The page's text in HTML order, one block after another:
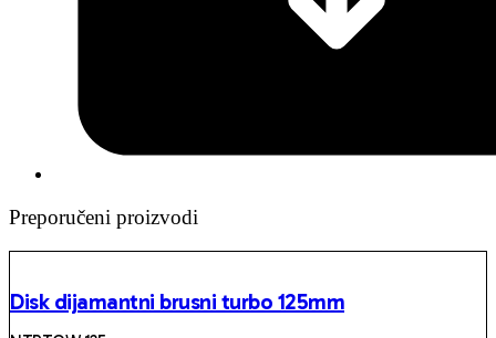
Preporučeni proizvodi
Disk dijamantni brusni turbo 125mm